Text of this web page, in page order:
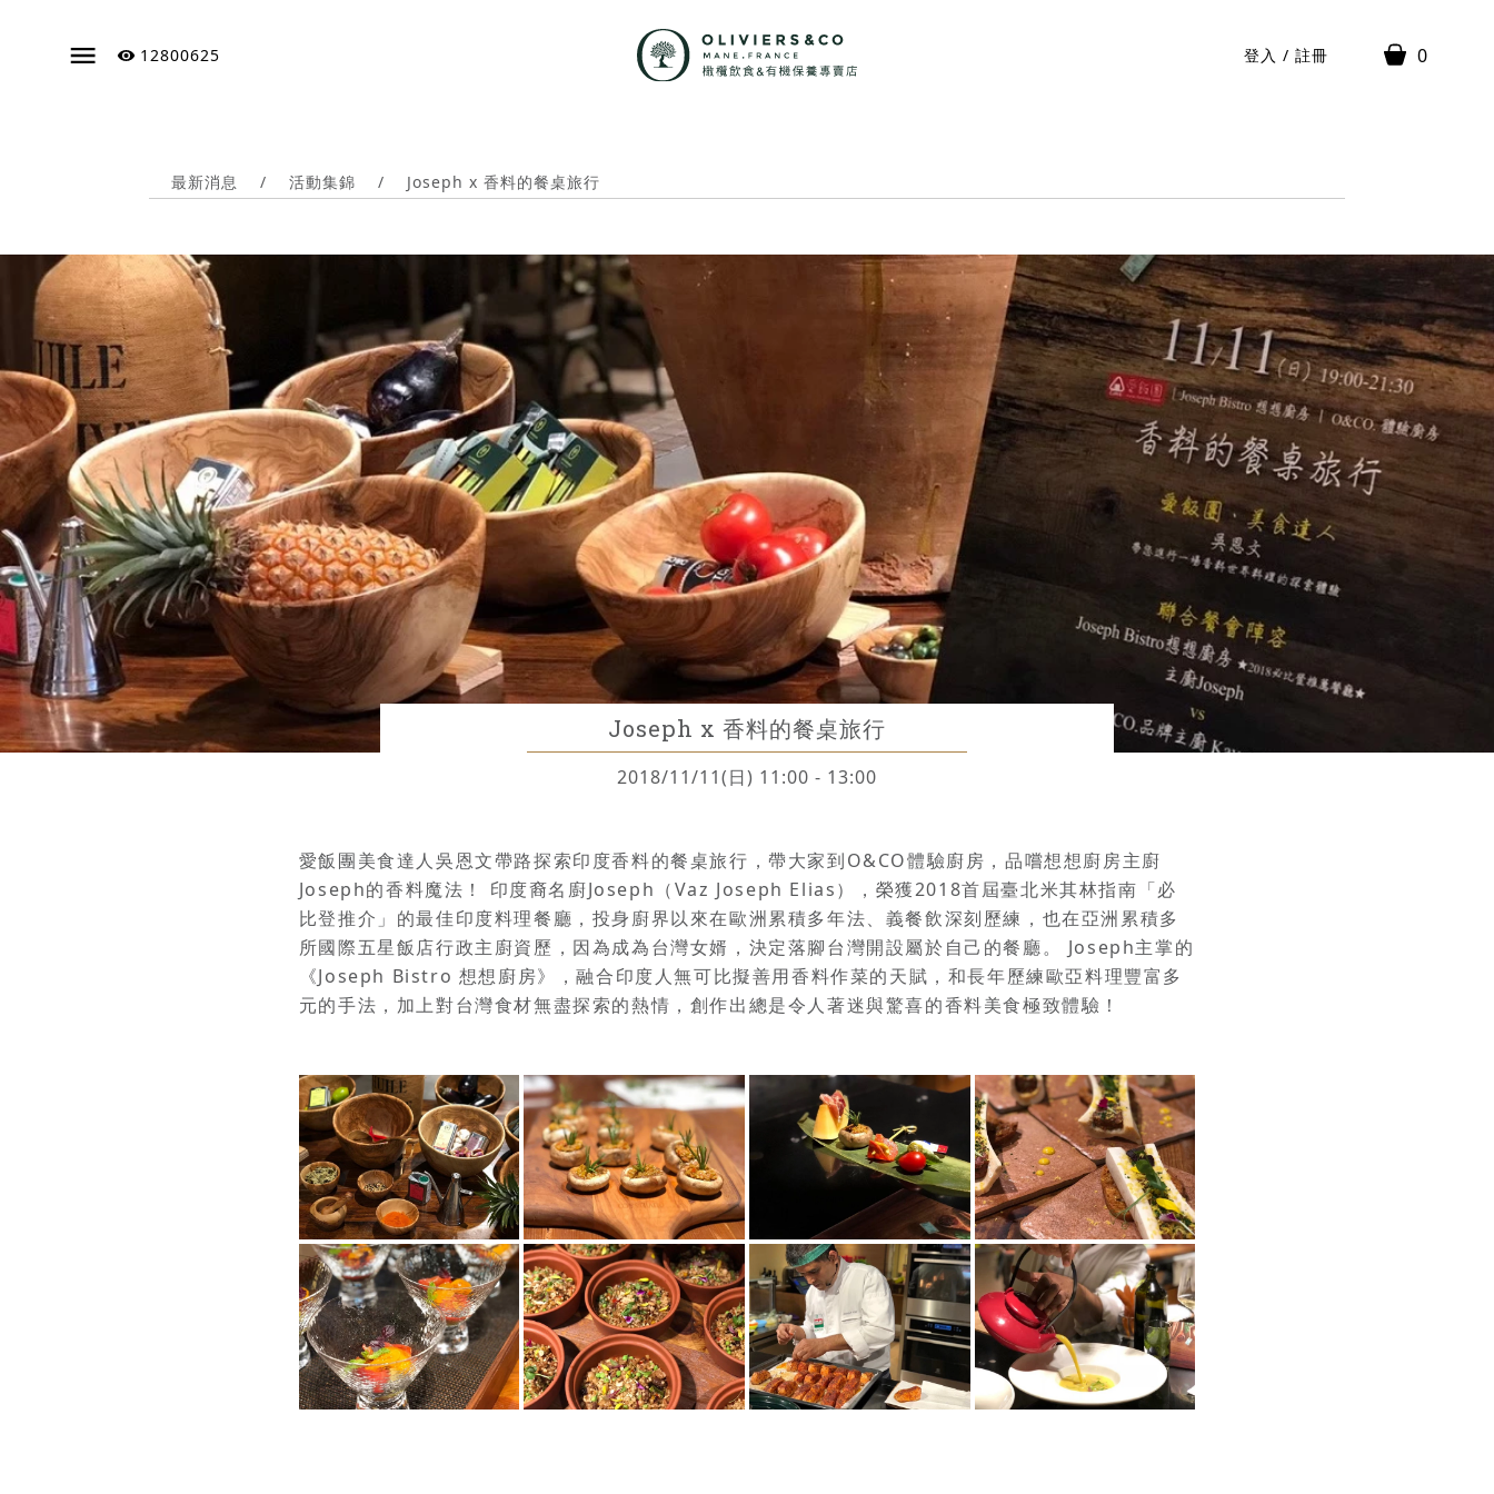
12800625 登入 / 註冊 0
最新消息 / 活動集錦 / Joseph x 香料的餐桌旅行
Joseph x 香料的餐桌旅行
2018/11/11(日) 11:00 - 13:00
愛飯團美食達人吳恩文帶路探索印度香料的餐桌旅行，帶大家到O&CO體驗廚房，品嚐想想廚房主廚
Joseph的香料魔法！ 印度裔名廚Joseph（Vaz Joseph Elias），榮獲2018首屆臺北米其林指南「必
比登推介」的最佳印度料理餐廳，投身廚界以來在歐洲累積多年法、義餐飲深刻歷練，也在亞洲累積多
所國際五星飯店行政主廚資歷，因為成為台灣女婿，決定落腳台灣開設屬於自己的餐廳。 Joseph主掌的
《Joseph Bistro 想想廚房》，融合印度人無可比擬善用香料作菜的天賦，和長年歷練歐亞料理豐富多
元的手法，加上對台灣食材無盡探索的熱情，創作出總是令人著迷與驚喜的香料美食極致體驗！